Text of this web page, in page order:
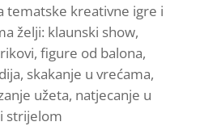
tematske kreativne igre i
želji: klaunski show,
figure od balona,
skakanje u vrećama,
užeta, natjecanje u
strijelom